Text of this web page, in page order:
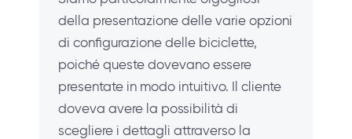
della presentazione delle varie opzioni
di configurazione delle biciclette,
poiché queste dovevano essere
presentate in modo intuitivo. Il cliente
doveva avere la possibilità di
scegliere i dettagli attraverso la